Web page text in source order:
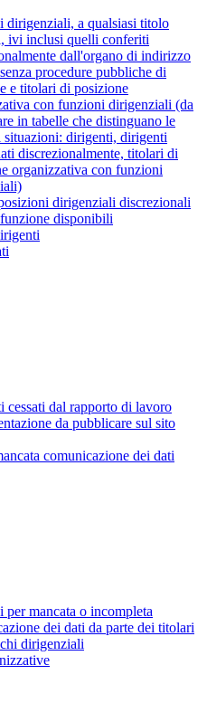
dirigenziali, a qualsiasi titolo
ivi inclusi quelli conferiti
dall'organo di indirizzo
procedure pubbliche di
e titolari di posizione
con funzioni dirigenziali (da
in tabelle che distinguano le
situazioni: dirigenti, dirigenti
discrezionalmente, titolari di
organizzativa con funzioni
dirigenziali discrezionali
disponibili
cessati dal rapporto di lavoro
da pubblicare sul sito
comunicazione dei dati
per mancata o incompleta
dei dati da parte dei titolari
dirigenziali